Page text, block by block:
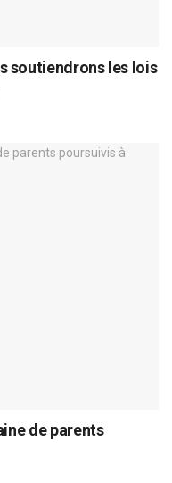
soutiendrons les lois
de parents